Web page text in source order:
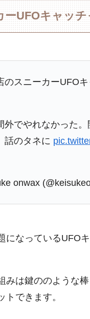
ーUFOキャッチ
のスニーカーUFO
外でやれなかった
話のタネに
onwax
になっているUFO
みは鍵ののような
トできます。